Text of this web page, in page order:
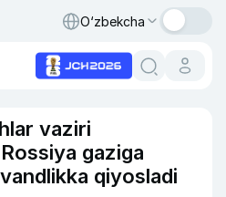
O‘zbekcha
vaziri
gaziga
qiyosladi